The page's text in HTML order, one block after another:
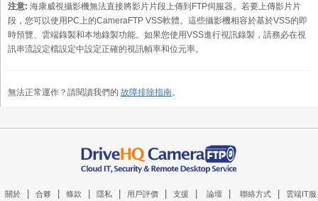
注意: 海康威視攝影機無法直接將影片片段上傳到FTP伺服器。若要上傳影片片
段，您可以使用PC上的CameraFTP VSS軟體。這些攝影機相容於基於VSS的即
時預覽、雲端錄製和本地錄製功能。如果您使用VSS進行視訊錄製，請務必在視
訊串流設定檔設定中設定正確的視訊幀率和位元率。
無法正常運作？請閱讀我們的 故障排除指南。
關於 | 合夥 | 條款 | 隱私 | 用戶評價 | 支援 | 論壇 | 聯絡方式 |
雲端IT服